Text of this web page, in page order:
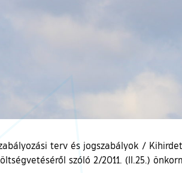
terv és jogszabályok /
szóló 2/2011. (II.25.)